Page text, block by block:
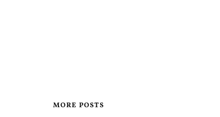
MORE POSTS